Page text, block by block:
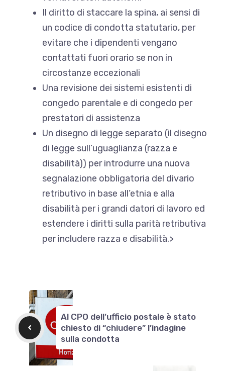
Il diritto di staccare la spina, ai sensi di
un codice di condotta statutario, per
evitare che i dipendenti vengano
contattati fuori orario se non in
circostanze eccezionali
Una revisione dei sistemi esistenti di
congedo parentale e di congedo per
prestatori di assistenza
Un disegno di legge separato (il disegno
di legge sull’uguaglianza (razza e
disabilità)) per introdurre una nuova
segnalazione obbligatoria del divario
retributivo in base all’etnia e alla
disabilità per i grandi datori di lavoro ed
estendere i diritti sulla parità retributiva
per includere razza e disabilità.>
Al CPO dell’ufficio postale è stato
chiesto di “chiudere” l’indagine
sulla condotta